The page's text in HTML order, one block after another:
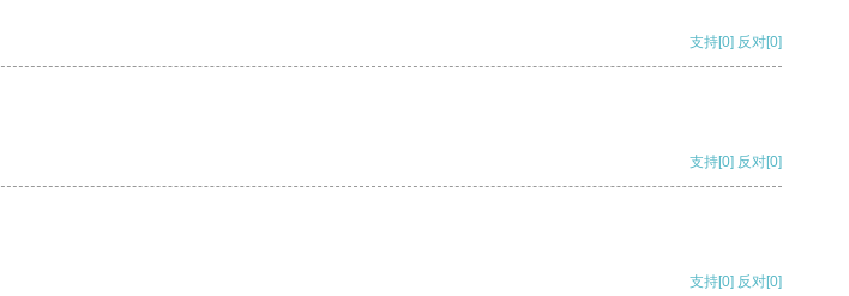
支持[0] 反对[0]
支持[0] 反对[0]
支持[0] 反对[0]